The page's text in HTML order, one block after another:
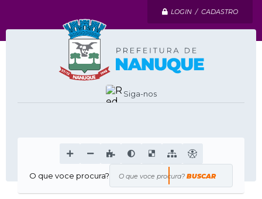
LOGIN / CADASTRO
Siga-nos
O que voce procura?